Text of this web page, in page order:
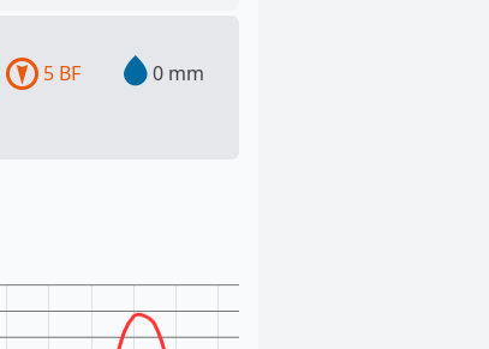
5 BF 0 mm